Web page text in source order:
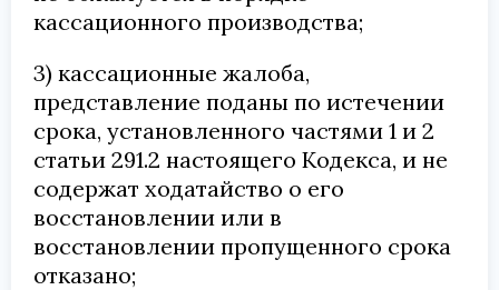
кассационного производства;
3) кассационные жалоба,
представление поданы по истечении
срока, установленного частями 1 и 2
статьи 291.2 настоящего Кодекса, и не
содержат ходатайство о его
восстановлении или в
восстановлении пропущенного срока
отказано;